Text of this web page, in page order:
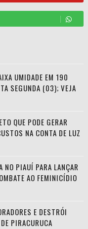
UMIDADE EM 190
SEGUNDA (03); VEJA
QUE PODE GERAR
NA CONTA DE LUZ
NO PIAUÍ PARA LANÇAR
AO FEMINICÍDIO
E DESTRÓI
PIRACURUCA